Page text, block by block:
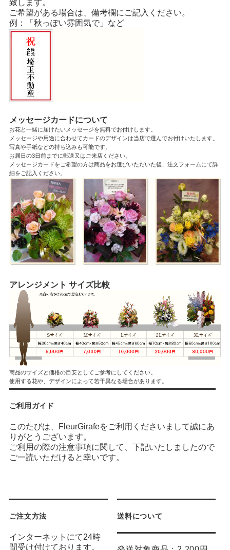
致します。
ご希望がある場合は、備考欄にご記入ください。
例：「秋っぽい雰囲気で」など
メッセージカードについて
お花と一緒に届けたいメッセージを無料でお付けします。
メッセージや用途に合わせてカードのデザインは当店で選んでお付けいたします。
写真や手紙などの持ち込みも可能です。
お届日の3日前までに郵送又はご来店ください。
メッセージカードをご希望の方は商品をお選びいただいた後、注文フォームにて詳
細をご記入ください。
アレンジメント サイズ比較
商品のサイズと価格の目安としてご参考にしてください。
使用する花や、デザインによって若干異なる場合があります。
ご利用ガイド
このたびは、FleurGirafeをご利用くださいまして誠にあ
りがとうございます。
ご利用の際の注意事項に関して、下記いたしましたので
ご一読いただけると幸いです。
ご注文方法
インターネットにて24時
間受け付けております。
送料について